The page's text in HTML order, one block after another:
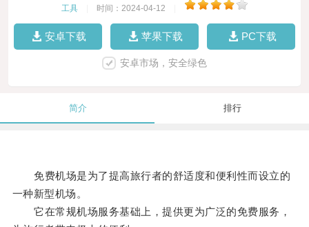
工具 时间：2024-04-12
安卓下载 苹果下载 PC下载
安卓市场，安全绿色
简介 排行
免费机场是为了提高旅行者的舒适度和便利性而设立的
一种新型机场。
它在常规机场服务基础上，提供更为广泛的免费服务，